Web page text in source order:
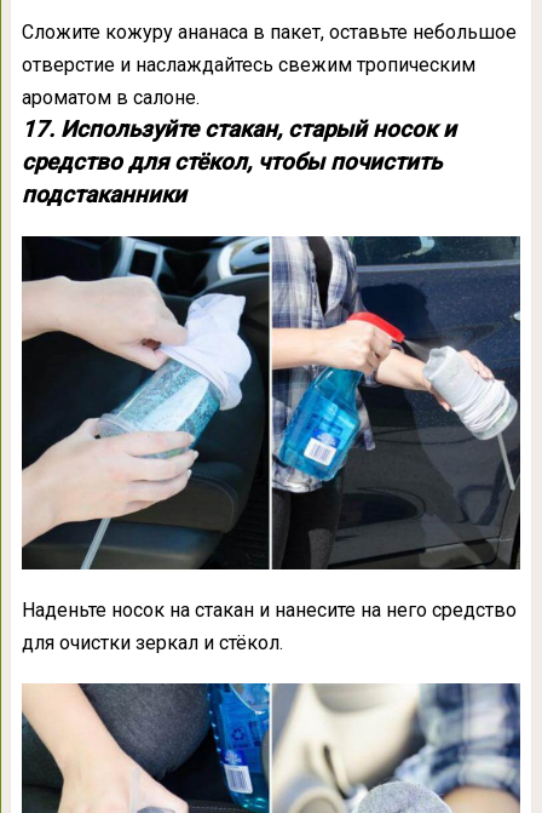
Сложите кожуру ананаса в пакет, оставьте небольшое
отверстие и наслаждайтесь свежим тропическим
ароматом в салоне.
17. Используйте стакан, старый носок и
средство для стёкол, чтобы почистить
подстаканники
Наденьте носок на стакан и нанесите на него средство
для очистки зеркал и стёкол.